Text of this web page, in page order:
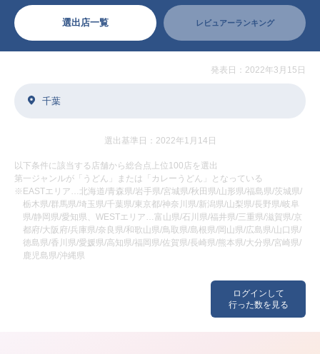
選出店一覧 レビュアーランキング
ログインして
行った数を見る
発表日：2022年3月15日
千葉
選出基準日：2022年1月14日
以下条件に該当する店舗から総合点上位100店を選出
第一ジャンルが「うどん」または「カレーうどん」となっている
※EASTエリア…北海道/青森県/岩手県/宮城県/秋田県/山形県/福島県/茨城県/
栃木県/群馬県/埼玉県/千葉県/東京都/神奈川県/新潟県/山梨県/長野県/岐阜
県/静岡県/愛知県、WESTエリア…富山県/石川県/福井県/三重県/滋賀県/京
都府/大阪府/兵庫県/奈良県/和歌山県/鳥取県/島根県/岡山県/広島県/山口県/
徳島県/香川県/愛媛県/高知県/福岡県/佐賀県/長崎県/熊本県/大分県/宮崎県/
鹿児島県/沖縄県